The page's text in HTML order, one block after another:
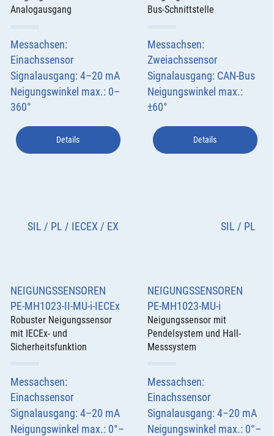
Analogausgang
Messachsen:
Einachssensor
Signalausgang: 4–20 mA
Neigungswinkel max.: 0–
360°
Details
Bus-Schnittstelle
Messachsen:
Zweiachssensor
Signalausgang: CAN-Bus
Neigungswinkel max.:
±60°
Details
NEIGUNGSSENSOREN
PE-MH1023-II-MU-i-IECEx
Robuster Neigungssensor
mit IECEx- und
Sicherheitsfunktion
Messachsen:
Einachssensor
Signalausgang: 4–20 mA
Neigungswinkel max.: 0°–
SIL / PL / IECEX / EX
NEIGUNGSSENSOREN
PE-MH1023-MU-i
Neigungssensor mit
Pendelsystem und Hall-
Messsystem
Messachsen:
Einachssensor
Signalausgang: 4–20 mA
Neigungswinkel max.: 0°–
SIL / PL